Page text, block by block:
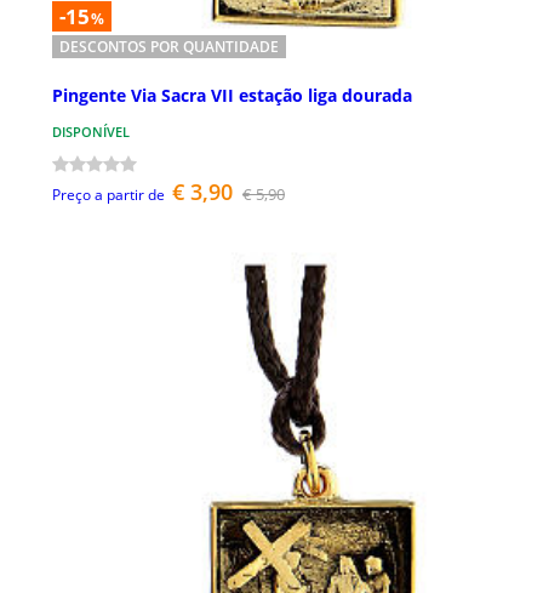
-15%
DESCONTOS POR QUANTIDADE
Pingente Via Sacra VII estação liga dourada
DISPONÍVEL
Preço a partir de € 3,90 € 5,90